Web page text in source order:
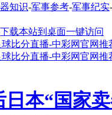
知识-军事参考-军事纪实-
下载本站到桌面一键访问
比分直播-中彩网官网推
比分直播-中彩网官网推
日本“国家